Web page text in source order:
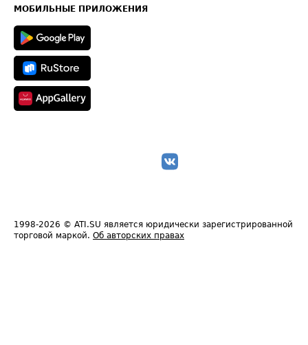
Техническая информация
МОБИЛЬНЫЕ ПРИЛОЖЕНИЯ
1998-2026 © ATI.SU является юридически зарегистрированной
торговой маркой. Об авторских правах